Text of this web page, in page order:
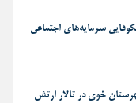
سرمایه‌های اجتماعی
خوی در تالار ارتش